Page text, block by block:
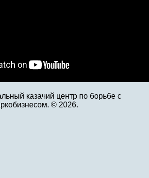
казачий центр по борьбе с
© 2026.